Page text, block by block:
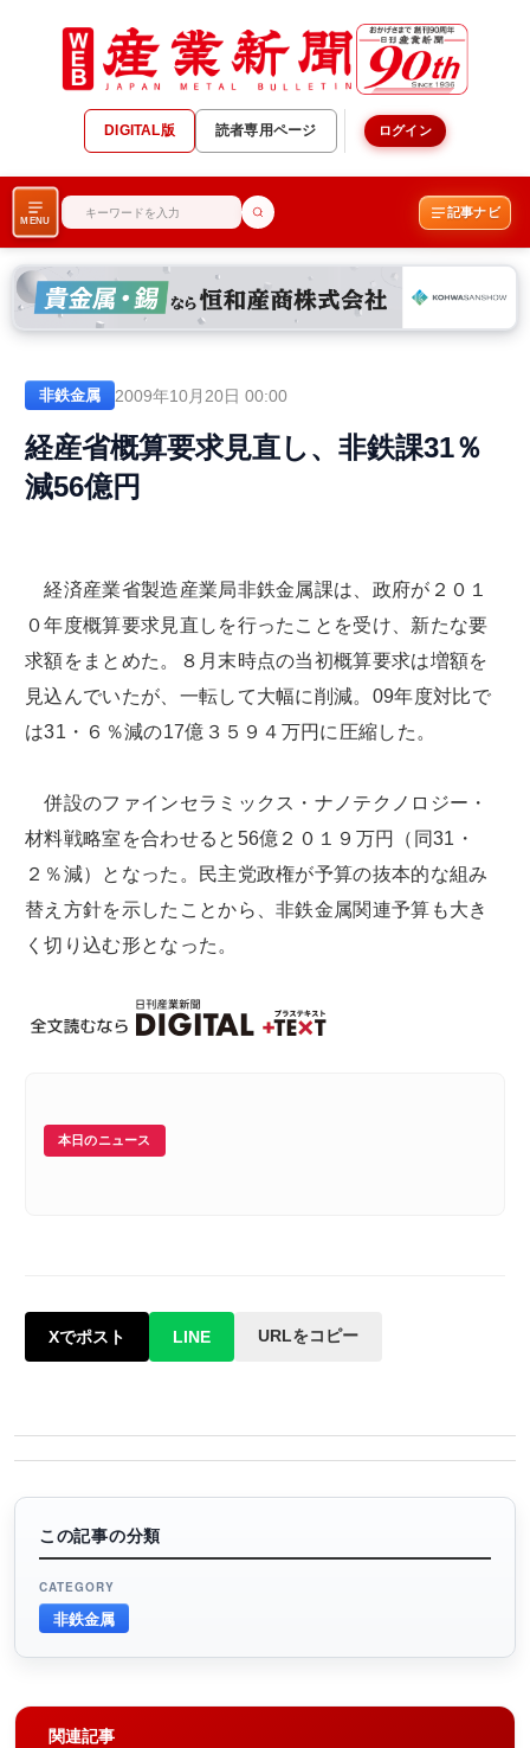
DIGITAL版 読者専用ページ ログイン
MENU
記事ナビ
非鉄金属 2009年10月20日 00:00
経産省概算要求見直し、非鉄課31％
減56億円
経済産業省製造産業局非鉄金属課は、政府が２０１
０年度概算要求見直しを行ったことを受け、新たな要
求額をまとめた。８月末時点の当初概算要求は増額を
見込んでいたが、一転して大幅に削減。09年度対比で
は31・６％減の17億３５９４万円に圧縮した。
併設のファインセラミックス・ナノテクノロジー・
材料戦略室を合わせると56億２０１９万円（同31・
２％減）となった。民主党政権が予算の抜本的な組み
替え方針を示したことから、非鉄金属関連予算も大き
く切り込む形となった。
本日のニュース
Xでポスト LINE URLをコピー
この記事の分類
CATEGORY
非鉄金属
関連記事